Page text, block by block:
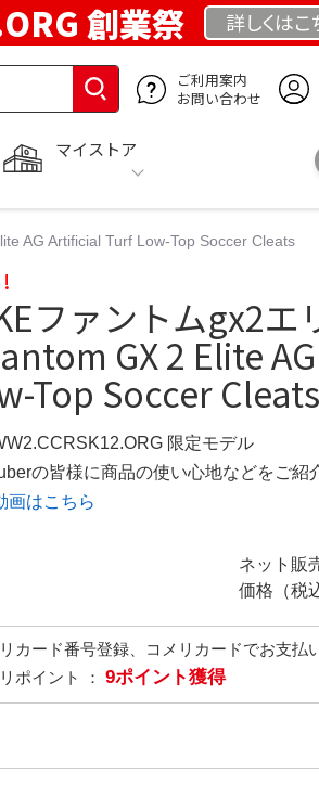
創業祭 詳しくはこ
ご利用案内
お問い合わせ
マイストア
AG Artificial Turf Low-Top Soccer Cleats
ファントムgx2エ
GX 2 Elite
Top Soccer Cleats
限定モデル
の皆様に商品の使い心地などをご紹
画はこちら
ネット販
価格（税
カード番号登録、コメリカードでお支払
ポイント ： 9ポイント獲得